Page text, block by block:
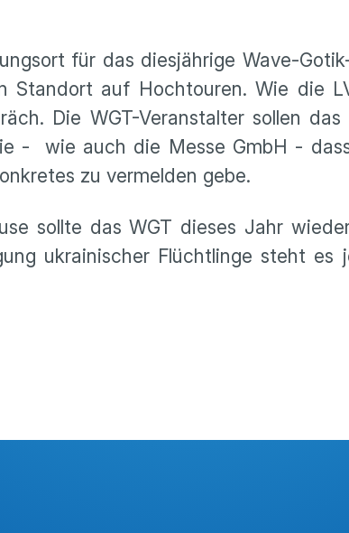
für das diesjährige Wave-
Standort auf Hochtouren. Wie die
Die WGT-Veranstalter sollen das
- wie auch die Messe GmbH -
zu vermelden gebe.
sollte das WGT dieses Jahr
ukrainischer Flüchtlinge steht es